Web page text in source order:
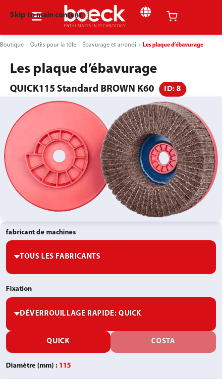
Skip to main content
Boutique Outils pour la tôle Ébavurage et arrondi Les plaque d’ébavurage
Les plaque d’ébavurage
QUICK115 Standard BROWN K60 ID: 8
fabricant de machines
Fixation
DÉVERROUILLAGE RAPIDE
Diamètre (mm) : 115